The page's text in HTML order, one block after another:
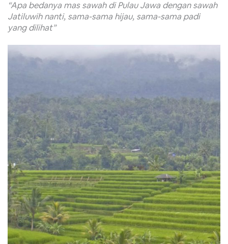
“Apa bedanya mas sawah di Pulau Jawa dengan sawah
Jatiluwih nanti, sama-sama hijau, sama-sama padi
yang dilihat”